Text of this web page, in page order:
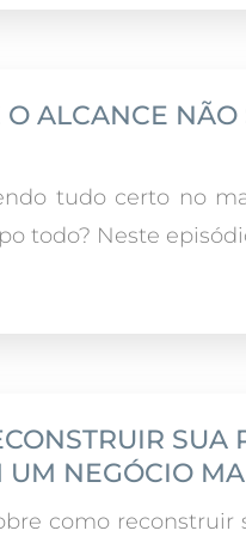
O ALCANCE
tudo certo no
todo? Neste
SUA
UM NEGÓCIO
como